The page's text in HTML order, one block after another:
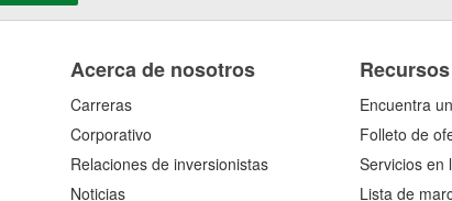
Acerca de nosotros
Carreras
Corporativo
Relaciones de inversionistas
Noticias
Recursos
Encuentra
Folleto de
Servicios en
Lista de